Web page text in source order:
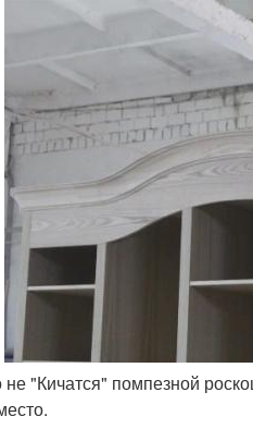
"Кичатся" помпезной